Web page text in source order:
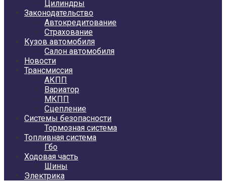
Цилиндры
Законодательство
Автокредитование
Страхование
Кузов автомобиля
Салон автомобиля
Новости
Трансмиссия
АКПП
Вариатор
МКПП
Сцепление
Системы безопасности
Тормозная система
Топливная система
Гбо
Ходовая часть
Шины
Электрика